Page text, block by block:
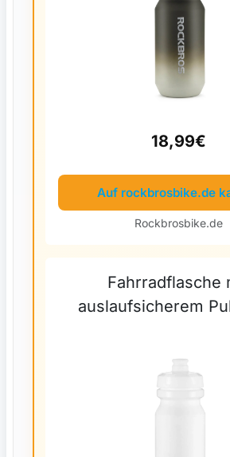
18,99€
Auf rockbrosbike.de
Rockbrosbike.de
Fahrradflasche
auslaufsicherem